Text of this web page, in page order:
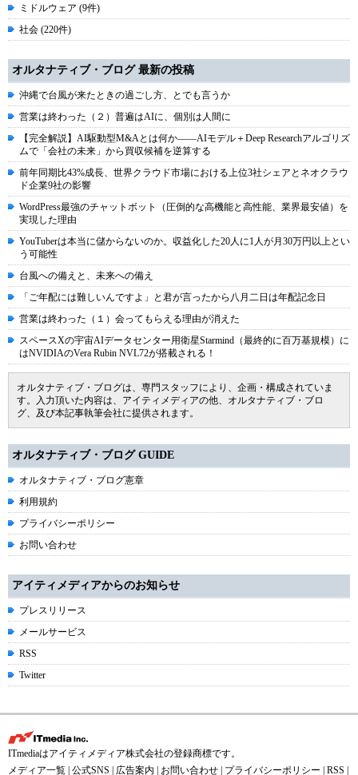
ミドルウェア (9件)
社会 (220件)
オルタナティブ・ブログ 最新の投稿
沖縄で台風が来たときの過ごし方、とでも言うか
営業は終わった（２）普遍はAIに、個別は人間に
【完全解説】AI駆動型M&Aとは何か――AIモデル＋Deep Researchアルゴリズ
ムで「会社の未来」から買収候補を逆算する
前年同期比43%成長、世界クラウド市場における上位3社シェアとネオクラウ
ド企業9社の影響
WordPress最強のチャットボット（圧倒的な高機能と高性能、業界最安値）を
実現した理由
YouTuberは本当に儲からないのか。収益化した20人に1人が月30万円以上とい
う可能性
台風への備えと、未来への備え
「ご年配には難しいんですよ」と君が言ったから八月二日は年配記念日
営業は終わった（１）会ってもらえる理由が消えた
スペースXの宇宙AIデータセンター用衛星Starmind（最終的に百万基規模）に
はNVIDIAのVera Rubin NVL72が搭載される！
オルタナティブ・ブログは、専門スタッフにより、企画・構成されていま
す。入力頂いた内容は、アイティメディアの他、オルタナティブ・ブロ
グ、及び本記事執筆会社に提供されます。
オルタナティブ・ブログ GUIDE
オルタナティブ・ブログ憲章
利用規約
プライバシーポリシー
お問い合わせ
アイティメディアからのお知らせ
プレスリリース
メールサービス
RSS
Twitter
ITmediaはアイティメディア株式会社の登録商標です。
メディア一覧 公式SNS 広告案内 お問い合わせ プライバシーポリシー RSS